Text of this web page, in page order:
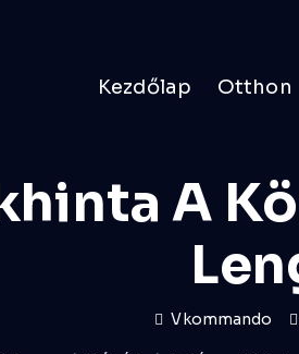
Kezdőlap Otthon
A
Vkommando